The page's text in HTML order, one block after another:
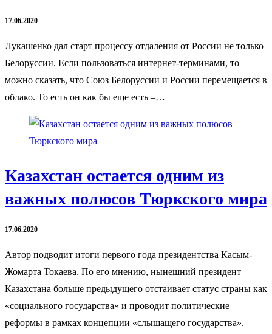
17.06.2020
Лукашенко дал старт процессу отдаления от России не только
Белоруссии. Если пользоваться интернет-терминами, то
можно сказать, что Союз Белоруссии и России перемещается в
облако. То есть он как бы еще есть –…
Казахстан остается одним из
важных полюсов Тюркского мира
17.06.2020
Автор подводит итоги первого года президентства Касым-
Жомарта Токаева. По его мнению, нынешний президент
Казахстана больше предыдущего отстаивает статус страны как
«социального государства» и проводит политические
реформы в рамках концепции «слышащего государства».